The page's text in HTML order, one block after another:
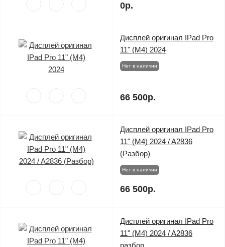
0р.
Дисплей оригинал IPad Pro
11" (M4) 2024
Нет в наличии
66 500р.
Дисплей оригинал IPad Pro
11" (M4) 2024 / A2836
(Разбор)
Нет в наличии
66 500р.
Дисплей оригинал IPad Pro
11" (M4) 2024 / A2836
разбор